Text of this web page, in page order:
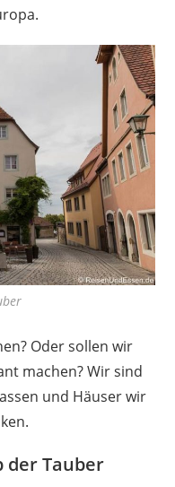
Oder sollen wir
machen? Wir sind
und Häuser wir
der Tauber